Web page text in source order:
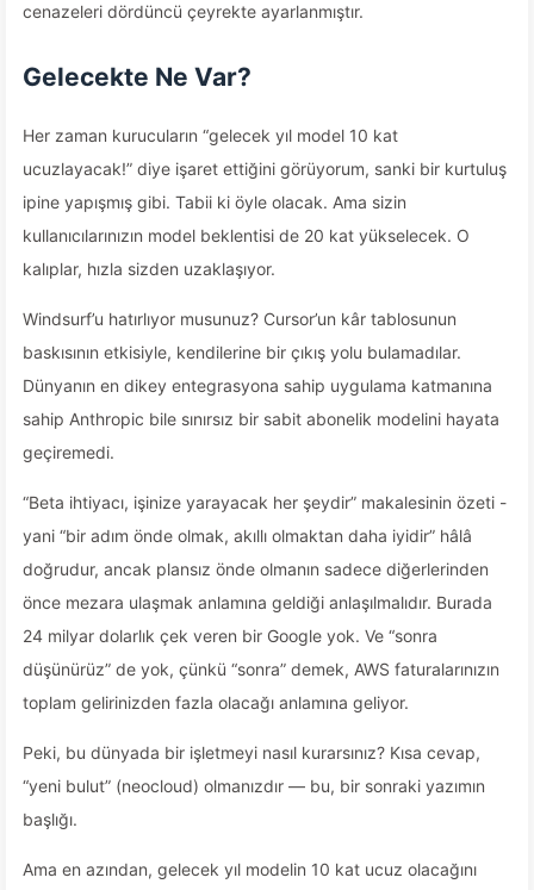
cenazeleri dördüncü çeyrekte ayarlanmıştır.
Gelecekte Ne Var?
Her zaman kurucuların “gelecek yıl model 10 kat
ucuzlayacak!” diye işaret ettiğini görüyorum, sanki bir kurtuluş
ipine yapışmış gibi. Tabii ki öyle olacak. Ama sizin
kullanıcılarınızın model beklentisi de 20 kat yükselecek. O
kalıplar, hızla sizden uzaklaşıyor.
Windsurf’u hatırlıyor musunuz? Cursor’un kâr tablosunun
baskısının etkisiyle, kendilerine bir çıkış yolu bulamadılar.
Dünyanın en dikey entegrasyona sahip uygulama katmanına
sahip Anthropic bile sınırsız bir sabit abonelik modelini hayata
geçiremedi.
“Beta ihtiyacı, işinize yarayacak her şeydir” makalesinin özeti -
yani “bir adım önde olmak, akıllı olmaktan daha iyidir” hâlâ
doğrudur, ancak plansız önde olmanın sadece diğerlerinden
önce mezara ulaşmak anlamına geldiği anlaşılmalıdır. Burada
24 milyar dolarlık çek veren bir Google yok. Ve “sonra
düşünürüz” de yok, çünkü “sonra” demek, AWS faturalarınızın
toplam gelirinizden fazla olacağı anlamına geliyor.
Peki, bu dünyada bir işletmeyi nasıl kurarsınız? Kısa cevap,
“yeni bulut” (neocloud) olmanızdır — bu, bir sonraki yazımın
başlığı.
Ama en azından, gelecek yıl modelin 10 kat ucuz olacağını